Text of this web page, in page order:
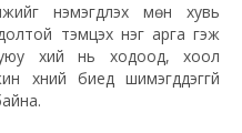
нэмэгдүүлэх мөн хувь
тэмцэх нэг арга гэж
буюу хий нь ходоод, хоол
хүний биед шимэгддэггүй